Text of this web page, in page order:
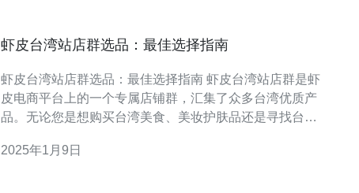
虾皮台湾站店群选品：最佳选择指南
虾皮台湾站店群选品：最佳选择指南 虾皮台湾站店群是虾
皮电商平台上的一个专属店铺群，汇集了众多台湾优质产
品。无论您是想购买台湾美食、美妆护肤品还是寻找台湾
台湾站店群具有以下优势： 丰富的商品种类：虾皮台湾站
2025年1月9日